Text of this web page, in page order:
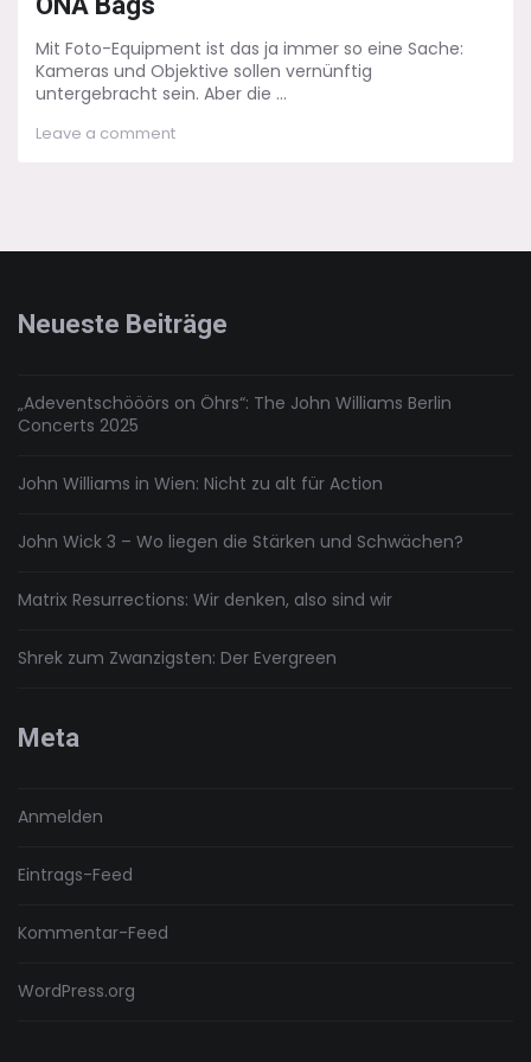
Mit Foto-Equipment ist das ja immer so eine Sache:
Kameras und Objektive sollen vernünftig
untergebracht sein. Aber die ...
Leave a commenton
Neueste Beiträge
„Adeventschööörs on Öhrs“: The John Williams Berlin
Concerts 2025
John Williams in Wien: Nicht zu alt für Action
John Wick 3 – Wo liegen die Stärken und Schwächen?
Matrix Resurrections: Wir denken, also sind wir
Shrek zum Zwanzigsten: Der Evergreen
Meta
Anmelden
Eintrags-Feed
Kommentar-Feed
WordPress.org